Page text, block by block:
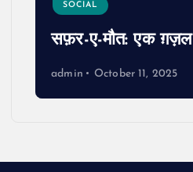
SOCIAL
सफ़र-ए-मौत: एक ग़ज़ल
admin October 11, 2025